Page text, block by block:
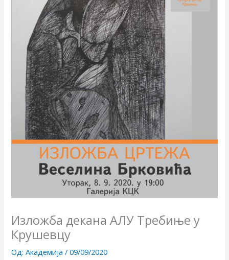
Изложба декана АЛУ Требиње у
Крушевцу
Од: Академија/09/09/2020